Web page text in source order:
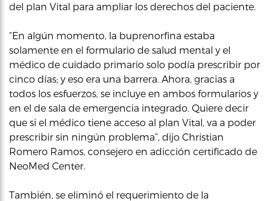
del plan Vital para ampliar los derechos del paciente.
“En algún momento, la buprenorfina estaba
solamente en el formulario de salud mental y el
médico de cuidado primario solo podía prescribir por
cinco días; y eso era una barrera. Ahora, gracias a
todos los esfuerzos, se incluye en ambos formularios y
en el de sala de emergencia integrado. Quiere decir
que si el médico tiene acceso al plan Vital, va a poder
prescribir sin ningún problema”, dijo Christian
Romero Ramos, consejero en adicción certificado de
NeoMed Center.
También, se eliminó el requerimiento de la